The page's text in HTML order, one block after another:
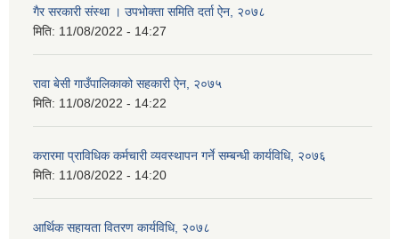
गैर सरकारी संस्था । उपभोक्ता समिति दर्ता ऐन, २०७८
मिति: 11/08/2022 - 14:27
रावा बेसी गाउँपालिकाको सहकारी ऐन, २०७५
मिति: 11/08/2022 - 14:22
करारमा प्राविधिक कर्मचारी व्यवस्थापन गर्ने सम्बन्धी कार्यविधि, २०७६
मिति: 11/08/2022 - 14:20
आर्थिक सहायता वितरण कार्यविधि, २०७८